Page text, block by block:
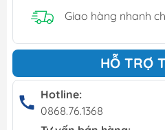
Giao hàng nhanh
HỖ TRỢ
Hotline:
0868.76.1368